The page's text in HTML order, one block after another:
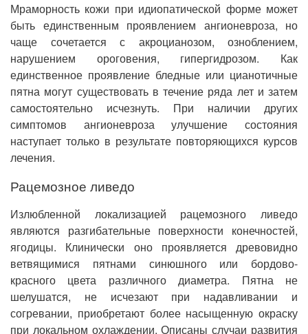
Мраморность кожи при идиопатической форме может
быть единственным проявлением ангионевроза, но
чаще сочетается с акроцианозом, озноблением,
нарушением ороговения, гипергидрозом. Как
единственное проявление бледные или цианотичные
пятна могут существовать в течение ряда лет и затем
самостоятельно исчезнуть. При наличии других
симптомов ангионевроза улучшение состояния
наступает только в результате повторяющихся курсов
лечения.
Рацемозное ливедо
Излюбленной локализацией рацемозного ливедо
являются разгибательные поверхности конечностей,
ягодицы. Клинически оно проявляется древовидно
ветвящимися пятнами синюшного или бордово-
красного цвета различного диаметра. Пятна не
шелушатся, не исчезают при надавливании и
согревании, приобретают более насыщенную окраску
при локальном охлаждении. Описаны случаи развития